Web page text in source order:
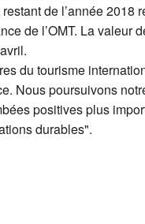
de l’année 2018
de l’OMT. La valeur
du tourisme
Nous poursuivons
positives plus
durables".